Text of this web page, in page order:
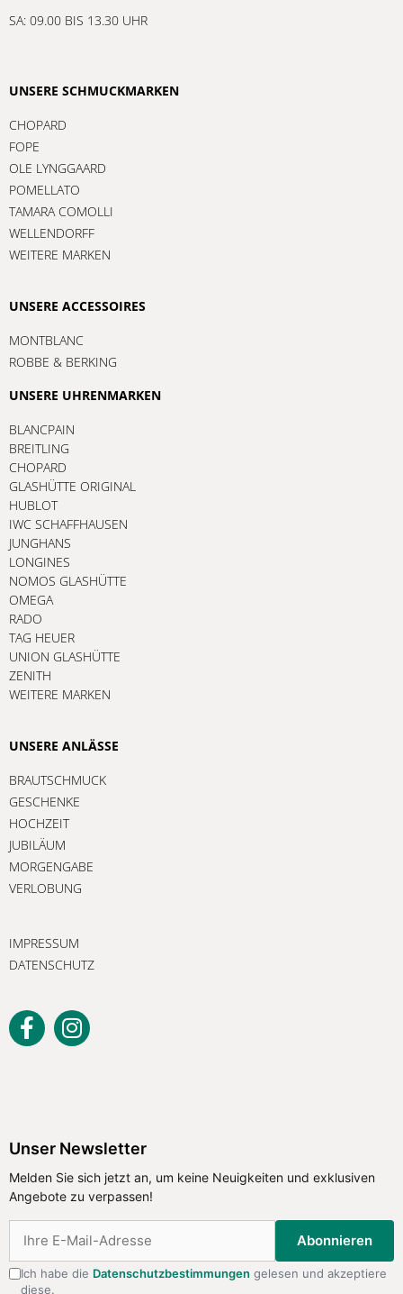
SA: 09.00 BIS 13.30 UHR
UNSERE SCHMUCKMARKEN
CHOPARD
FOPE
OLE LYNGGAARD
POMELLATO
TAMARA COMOLLI
WELLENDORFF
WEITERE MARKEN
UNSERE ACCESSOIRES
MONTBLANC
ROBBE & BERKING
UNSERE UHRENMARKEN
BLANCPAIN
BREITLING
CHOPARD
GLASHÜTTE ORIGINAL
HUBLOT
IWC SCHAFFHAUSEN
JUNGHANS
LONGINES
NOMOS GLASHÜTTE
OMEGA
RADO
TAG HEUER
UNION GLASHÜTTE
ZENITH
WEITERE MARKEN
UNSERE ANLÄSSE
BRAUTSCHMUCK
GESCHENKE
HOCHZEIT
JUBILÄUM
MORGENGABE
VERLOBUNG
IMPRESSUM
DATENSCHUTZ
Unser Newsletter
Melden Sie sich jetzt an, um keine Neuigkeiten und exklusiven
Angebote zu verpassen!
Abonnieren
Ich habe die Datenschutzbestimmungen gelesen und akzeptiere
diese.